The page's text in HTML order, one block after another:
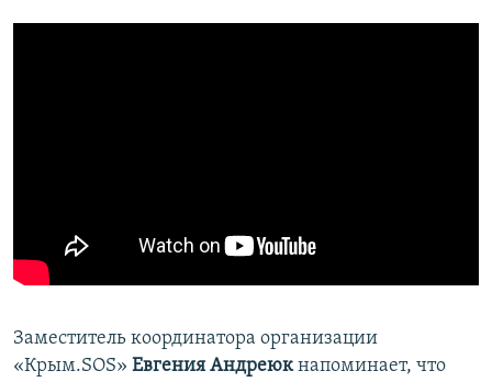
Заместитель координатора организации
«Крым.SOS» Евгения Андреюкнапоминает, что